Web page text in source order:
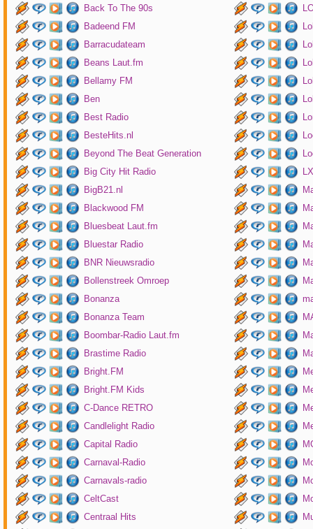
Back To The 90s
Badeend FM
Barracudateam
Beans Laut.fm
Bellamy FM
Ben
Best Radio
BesteHits.nl
Beyond The Beat Generation
Big City Hit Radio
BigB21.nl
Blackwood FM
Bluesbeat Laut.fm
Bluestar Radio
BNR Nieuwsradio
Bollenstreek Omroep
Bonanza
Bonanza Team
Boombar-Radio Laut.fm
Brastime Radio
Bright.FM
Bright.FM Kids
C-Dance RETRO
Candlelight Radio
Capital Radio
Carnaval-Radio
Carnavals-radio
CeltCast
Centraal Hits